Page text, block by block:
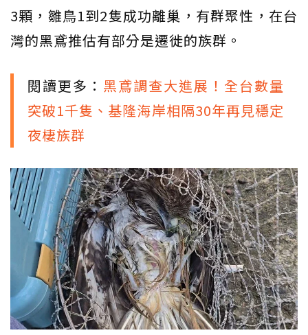
3顆，雛鳥1到2隻成功離巢，有群聚性，在台
灣的黑鳶推估有部分是遷徙的族群。
閱讀更多： 黑鳶調查大進展！全台數量
突破1千隻、基隆海岸相隔30年再見穩定
夜棲族群